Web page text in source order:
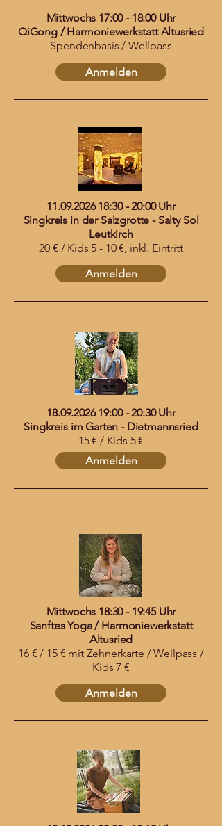
Mittwochs 17:00 - 18:00 Uhr
QiGong / Harmoniewerkstatt Altusried
Spendenbasis / Wellpass
Anmelden
11.09.2026 18:30 - 20:00 Uhr
Singkreis in der Salzgrotte - Salty Sol
Leutkirch
20 € / Kids 5 - 10 €, inkl. Eintritt
Anmelden
18.09.2026 19:00 - 20:30 Uhr
Singkreis im Garten - Dietmannsried
15 € / Kids 5 €
Anmelden
Mittwochs 18:30 - 19:45 Uhr
Sanftes Yoga / Harmoniewerkstatt
Altusried
16 € / 15 € mit Zehnerkarte / Wellpass /
Kids 7 €
Anmelden